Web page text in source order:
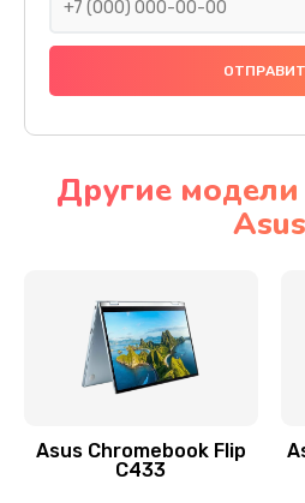
Сбор/
Чистка динамика и
Замена кнопки
Другие
Asus
Asus Chromebook Flip
C433